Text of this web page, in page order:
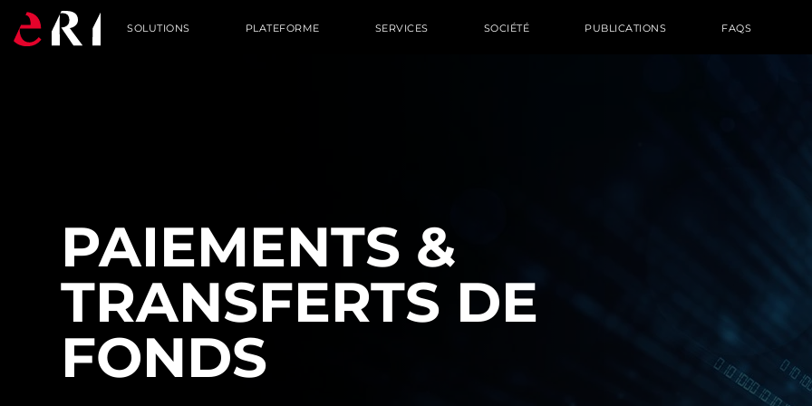
SOLUTIONS PLATEFORME SERVICES SOCIÉTÉ PUBLICATIONS FAQS
PAIEMENTS &
TRANSFERTS DE
FONDS